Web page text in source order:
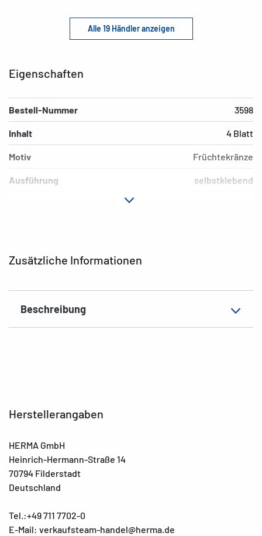
Alle 19 Händler anzeigen
Zusätzliche Informationen
Beschreibung
Eigenschaften
Bestell-Nummer 3598
Inhalt 4 Blatt
Motiv Früchtekränze
Ausführung selbstklebend
Herstellerangaben
HERMA GmbH
Heinrich-Hermann-Straße 14
70794 Filderstadt
Deutschland
Tel.:+49 711 7702-0
E-Mail: verkaufsteam-handel@herma.de